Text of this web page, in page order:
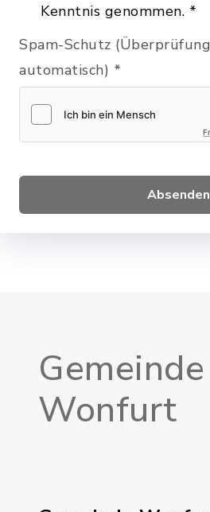
Kenntnis genommen. *
Spam-Schutz
automatisch) *
Absenden
Gemeinde
Wonfurt